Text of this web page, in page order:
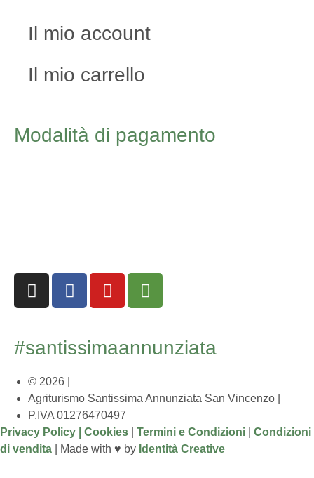
Il mio account
Il mio carrello
Modalità di pagamento
#santissimaannunziata
© 2026 |
Agriturismo Santissima Annunziata San Vincenzo
P.IVA 01276470497
Privacy Policy |
Cookies Termini e Condizioni
Condizioni
di vendita | Made with ♥︎ by Identità Creative